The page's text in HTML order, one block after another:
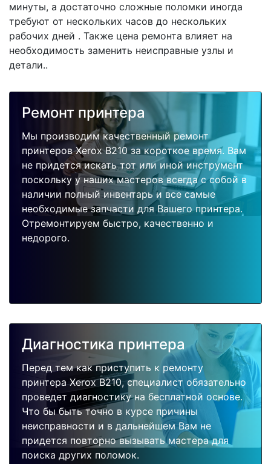
минуты, а достаточно сложные поломки иногда
требуют от нескольких часов до нескольких
рабочих дней . Также цена ремонта влияет на
необходимость заменить неисправные узлы и
детали..
Ремонт принтера
Мы производим качественный ремонт
принтеров Xerox B210 за короткое время. Вам
не придется искать тот или иной инструмент
поскольку у наших мастеров всегда с собой в
наличии полный инвентарь и все самые
необходимые запчасти для Вашего принтера.
Отремонтируем быстро, качественно и
недорого.
Диагностика принтера
Перед тем как приступить к ремонту
принтера Xerox B210, специалист обязательно
проведет диагностику на бесплатной основе.
Что бы быть точно в курсе причины
неисправности и в дальнейшем Вам не
придется повторно вызывать мастера для
поиска других поломок.